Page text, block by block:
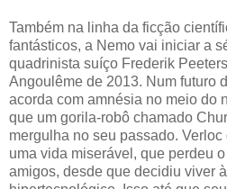
Também na linha da ficção
fantásticos, a Nemo vai iniciar a
quadrinista suíço Frederik
Angoulême de 2013. Num futuro
acorda com amnésia no meio do
que um gorila-robô chamado
mergulha no seu passado.
uma vida miserável, que perdeu
amigos, desde que decidiu viver